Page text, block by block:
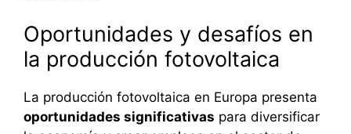
Oportunidades y desafíos en
la producción fotovoltaica
La producción fotovoltaica en Europa presenta
oportunidades significativas para diversificar